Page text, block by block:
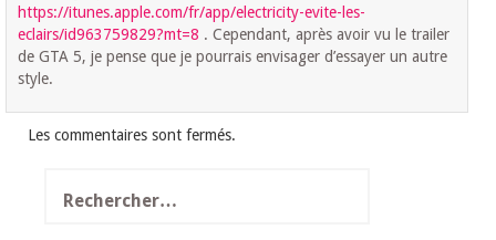
https://itunes.apple.com/fr/app/electricity-evite-les-
eclairs/id963759829?mt=8 . Cependant, après avoir vu le trailer
de GTA 5, je pense que je pourrais envisager d’essayer un autre
style.
Les commentaires sont fermés.